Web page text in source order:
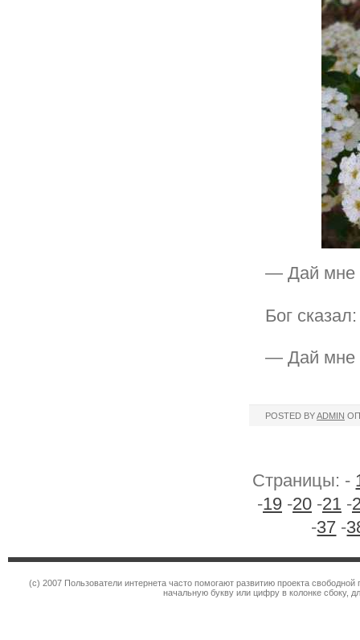
— Дай мне
Бог сказал:
— Дай мне
POSTED BYADMIN
Страницы: -
-19 -20 -21 -
-37 -
(c) 2007 Пользователи интернета часто помогают развитию проекта
начальную букву или цифру в колонке сбоку,